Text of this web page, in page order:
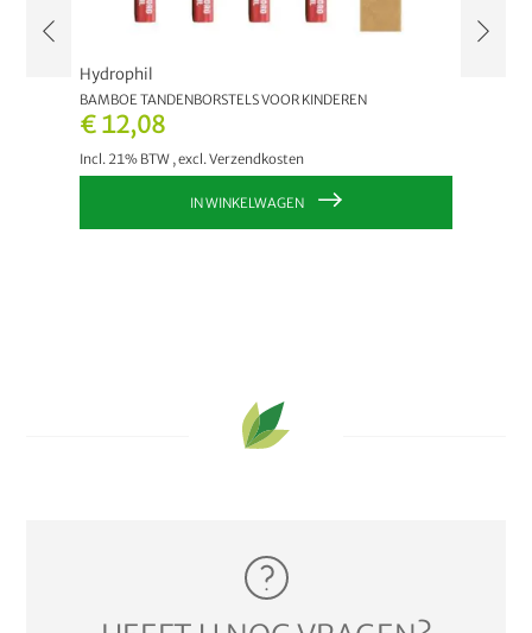
€ 12,08
Incl. 21% BTW ,excl.Verzendkosten
Hydrophil
BAMBOE TANDENBORSTELS VOOR KINDEREN
IN WINKELWAGEN